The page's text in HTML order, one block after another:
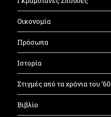
Οικονομία
Πρόσωπα
Ιστορία
Στιγμές από τα χρόνια του ’60
Βιβλίο